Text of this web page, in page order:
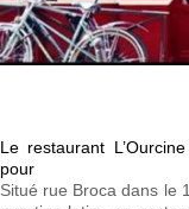
Le restaurant
pour
Situé rue Broca dans le